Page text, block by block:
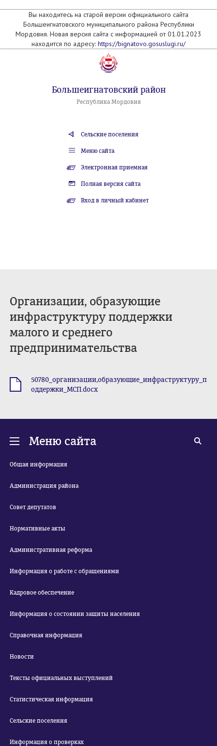
Вы находитесь на старой версии официального сайта
Большеигнатовского муниципального района Республики
Мордовия. Новая версия сайта с информацией от 01.01.2023
находится по адресу: https://bignatovo.gosuslugi.ru/
Большеигнатовский район
Республика Мордовия
Сельские поселения
Меню сайта
Электронная приемная
Полная версия сайта
Вход в личный кабинет
Организации, образующие
инфраструктуру поддержки
малого и среднего
предпринимательства
50780_организации,образующие_инфраструктуру_п
оддержки_МСП.docx
Меню сайта
Общая информация
Администрация района
Совет депутатов
Нормативные акты
Административная реформа
Информация о работе с обращениями
Кадровое обеспечение
Информация о состоянии защиты населения
Справочная информация
Новости
Тексты официальных выступлений
Статистическая информация
Сельские поселения
Информация о проверках